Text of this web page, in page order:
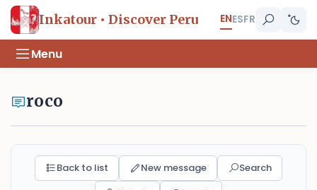
Inkatour • Discover Peru ENESFR
Menu
roco
Back to list New message
Search